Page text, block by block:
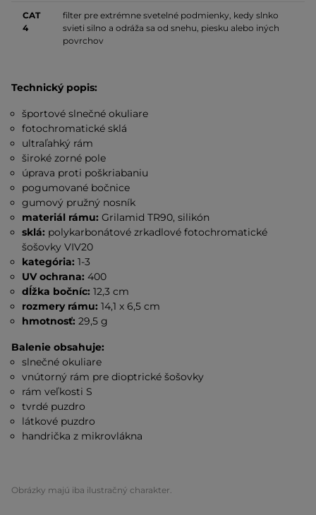
CAT
4
filter pre extrémne svetelné podmienky, kedy slnko
svieti silno a odráža sa od snehu, piesku alebo iných
povrchov
Technický popis:
športové slnečné okuliare
fotochromatické sklá
ultraľahký rám
široké zorné pole
úprava proti poškriabaniu
pogumované bočnice
gumový pružný nosník
materiál rámu: Grilamid TR90, silikón
sklá: polykarbonátové zrkadlové fotochromatické
šošovky VIV20
kategória:1-3
UV ochrana: 400
dĺžka bočníc: 12,3 cm
rozmery rámu: 14,1 x 6,5 cm
hmotnosť: 29,5 g
Balenie obsahuje:
slnečné okuliare
vnútorný rám pre dioptrické šošovky
rám veľkosti S
tvrdé puzdro
látkové puzdro
handrička z mikrovlákna
Obrázky majú iba ilustračný charakter.